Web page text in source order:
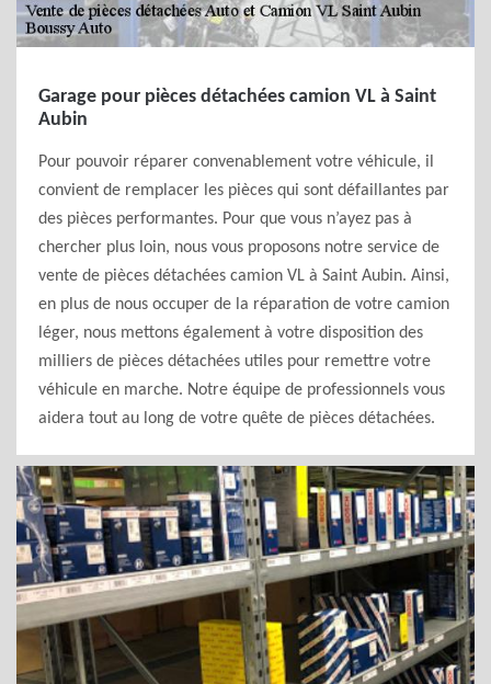
Garage pour pièces détachées camion VL à Saint
Aubin
Pour pouvoir réparer convenablement votre véhicule, il
convient de remplacer les pièces qui sont défaillantes par
des pièces performantes. Pour que vous n’ayez pas à
chercher plus loin, nous vous proposons notre service de
vente de pièces détachées camion VL à Saint Aubin. Ainsi,
en plus de nous occuper de la réparation de votre camion
léger, nous mettons également à votre disposition des
milliers de pièces détachées utiles pour remettre votre
véhicule en marche. Notre équipe de professionnels vous
aidera tout au long de votre quête de pièces détachées.